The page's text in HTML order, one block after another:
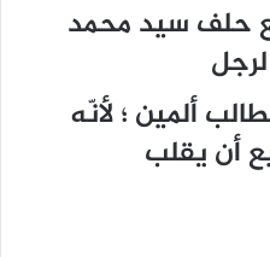
حلف سيد محمد
ألمين ؛ لأنّه
أن يقلب